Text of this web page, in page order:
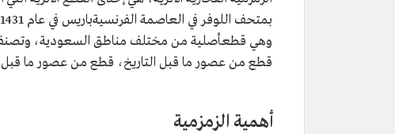
وهي قطعأصلية من مختلف مناطق السعودية،
قطع من عصور ما قبل التاريخ، قطع من عصور ما قبل
أهمية الزمزمية